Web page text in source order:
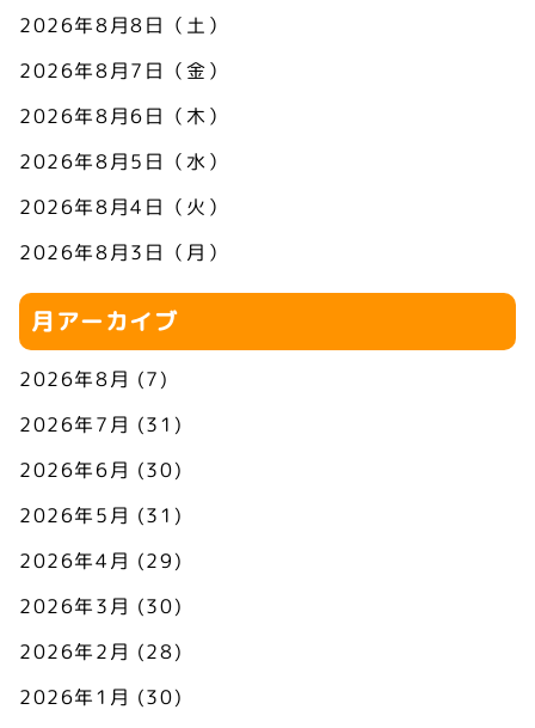
2026年8月8日（土）
2026年8月7日（金）
2026年8月6日（木）
2026年8月5日（水）
2026年8月4日（火）
2026年8月3日（月）
月アーカイブ
2026年8月 (7)
2026年7月 (31)
2026年6月 (30)
2026年5月 (31)
2026年4月 (29)
2026年3月 (30)
2026年2月 (28)
2026年1月 (30)